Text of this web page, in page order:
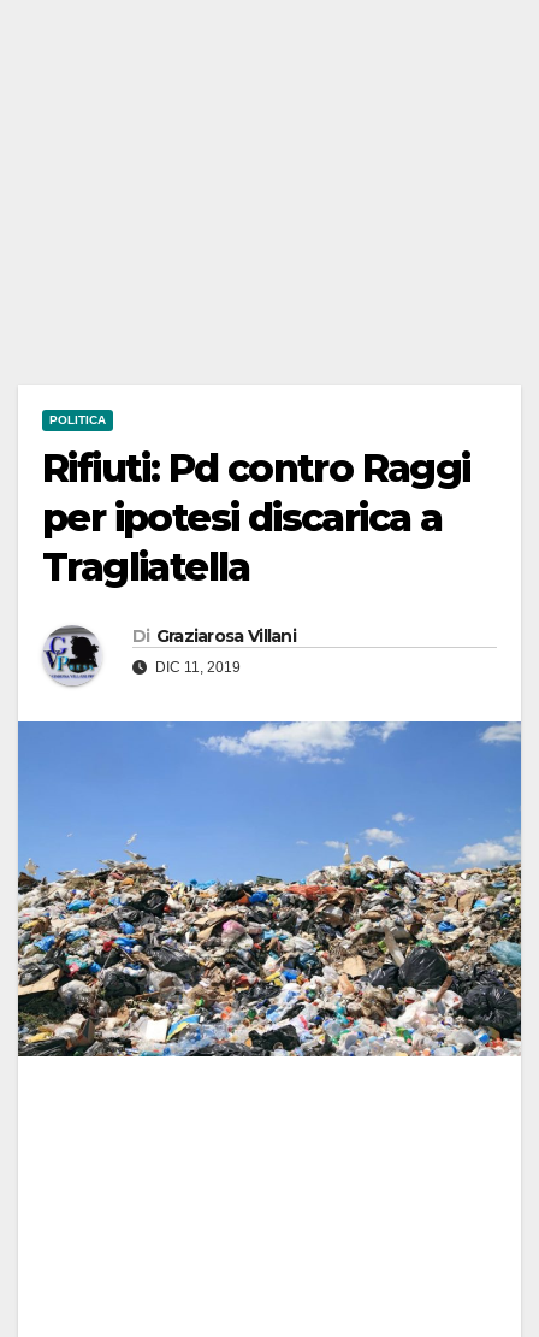
POLITICA
Rifiuti: Pd contro Raggi
per ipotesi discarica a
Tragliatella
Di Graziarosa Villani
DIC 11, 2019